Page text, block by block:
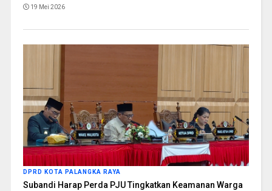
19 Mei 2026
DPRD KOTA PALANGKA RAYA
Subandi Harap Perda PJU Tingkatkan Keamanan Warga